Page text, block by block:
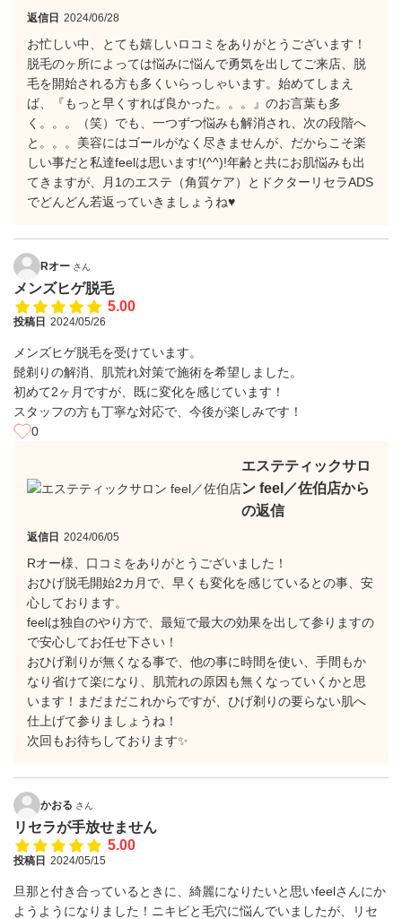
返信日 2024/06/28
お忙しい中、とても嬉しいロコミをありがとうございます！
脱毛のヶ所によっては悩みに悩んで勇気を出してご来店、脱
毛を開始される方も多くいらっしゃいます。始めてしまえ
ば、『もっと早くすれば良かった。。。』のお言葉も多
く。。。（笑）でも、一つずつ悩みも解消され、次の段階へ
と。。。美容にはゴールがなく尽きませんが、だからこそ楽
しい事だと私達feelは思います!(^^)!年齢と共にお肌悩みも出
てきますが、月1のエステ（角質ケア）とドクターリセラADS
でどんどん若返っていきましょうね♥
Rオー さん
メンズヒゲ脱毛
5.00
投稿日 2024/05/26
メンズヒゲ脱毛を受けています。
髭剃りの解消、肌荒れ対策で施術を希望しました。
初めて2ヶ月ですが、既に変化を感じています！
スタッフの方も丁寧な対応で、今後が楽しみです！
0
エステティックサロ
ン feel／佐伯店から
の返信
返信日 2024/06/05
Rオー様、口コミをありがとうございました！
おひげ脱毛開始2カ月で、早くも変化を感じているとの事、安
心しております。
feelは独自のやり方で、最短で最大の効果を出して参りますの
で安心してお任せ下さい！
おひげ剃りが無くなる事で、他の事に時間を使い、手間もか
なり省けて楽になり、肌荒れの原因も無くなっていくかと思
います！まだまだこれからですが、ひげ剃りの要らない肌へ
仕上げて参りましょうね！
次回もお待ちしております✨
かおる さん
リセラが手放せません
5.00
投稿日 2024/05/15
旦那と付き合っているときに、綺麗になりたいと思いfeelさんにか
ようようになりました！ニキビと毛穴に悩んでいましたが、リセ